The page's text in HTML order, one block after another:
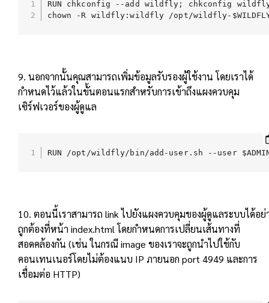
RUN chkconfig --add wildfly; chkconfig
chown -R wildfly:wildfly /opt/wildfly-
9. นอกจากนั้นคุณสามารถเพิ่มข้อมูลรับรองผู้ใช้งาน โดยเราได้
กำหนดไว้แล้วในขั้นตอนแรกสำหรับการเข้าถึงแผงควบคุม
เซิร์ฟเวอร์ของผู้ดูแล
RUN /opt/wildfly/bin/add-user.sh --user
10. ตอนนี้เราสามารถ link ไปยังแผงควบคุมของผู้ดูแลระบบได้อย่
ถูกต้องที่หน้า index.html โดยกำหนดการเปลี่ยนเส้นทางที่
สอดคล้องกัน (เช่น ในกรณี image ของเราจะถูกนำไปใช้กับ
คอนเทนเนอร์โดยไม่ต้องแนบ IP ภายนอก port 4949 และการ
เชื่อมต่อ HTTP)